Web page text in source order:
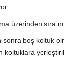
üzerinden sıra
sonra boş koltuk
koltuklara